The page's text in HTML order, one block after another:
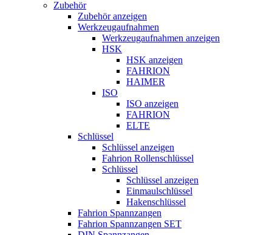
Zubehör
Zubehör anzeigen
Werkzeugaufnahmen
Werkzeugaufnahmen anzeigen
HSK
HSK anzeigen
FAHRION
HAIMER
ISO
ISO anzeigen
FAHRION
ELTE
Schlüssel
Schlüssel anzeigen
Fahrion Rollenschlüssel
Schlüssel
Schlüssel anzeigen
Einmaulschlüssel
Hakenschlüssel
Fahrion Spannzangen
Fahrion Spannzangen SET